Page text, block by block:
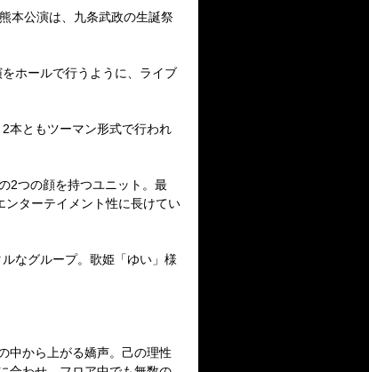
本公演は、九条武政の生誕祭
ホールで行うように、ライブ
本ともツーマン形式で行われ
2つの顔を持つユニット。最
ターテイメント性に長けてい
なグループ。歌姫「ゆい」様
中から上がる嬌声。己の理性